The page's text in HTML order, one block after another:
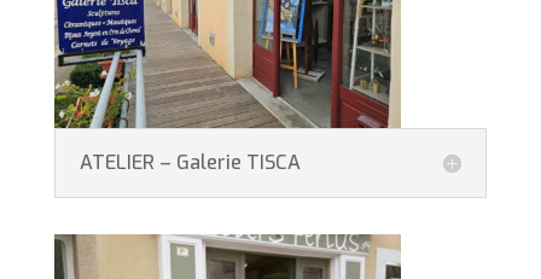
ATELIER – Galerie TISCA